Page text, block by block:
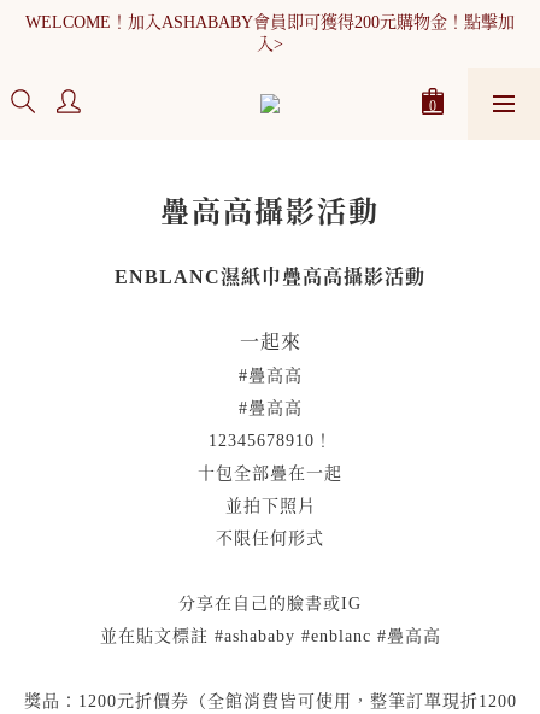
WELCOME！加入ASHABABY會員即可獲得200元購物金！點擊加
入>
全館消費滿900元免運
WELCOME！加入ASHABABY會員即可獲得200元購物金！點擊加
入>
疊高高攝影活動
ENBLANC濕紙巾疊高高攝影活動
一起來
#疊高高
#疊高高
12345678910！
十包全部疊在一起
並拍下照片
不限任何形式
分享在自己的臉書或IG
並在貼文標註 #ashababy #enblanc #疊高高
獎品：1200元折價券（全館消費皆可使用，整筆訂單現折1200